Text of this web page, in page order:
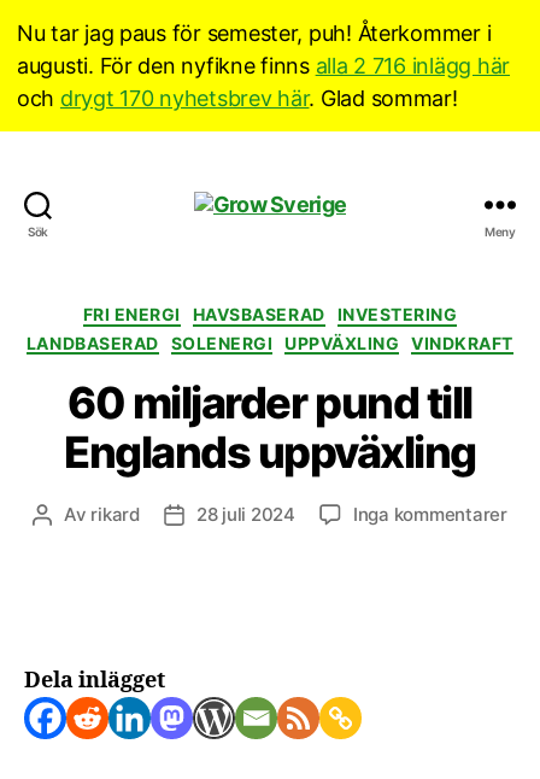
Nu tar jag paus för semester, puh! Återkommer i
augusti. För den nyfikne finns alla 2 716 inlägg här
och drygt 170 nyhetsbrev här. Glad sommar!
Sök Meny
Kategorier
FRI ENERGI HAVSBASERAD
INVESTERING
LANDBASERAD
SOLENERGI UPPVÄXLING VINDKRAFT
60 miljarder pund till
Englands uppväxling
Inläggsförfattare
Av rikard Inläggsdatum
28 juli 2024 Inga kommentarertill
Dela inlägget